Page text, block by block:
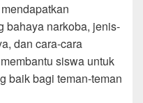
bahaya narkoba, jenis-
dan cara-cara
siswa untuk
baik bagi teman-teman